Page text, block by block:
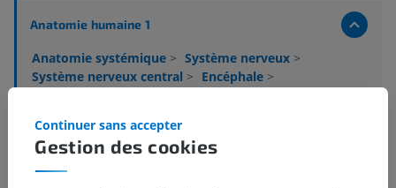
Anatomie humaine 1
Anatomie systémique > Système nerveux >
Système nerveux central > Encéphale >
Structures sous-jacentes :Il n'y a aucune structure
sous-jacente
Gestion des cookies
Continuer sans accepter